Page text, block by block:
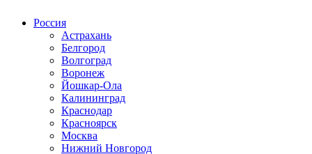
Россия
Астрахань
Белгород
Волгоград
Воронеж
Йошкар-Ола
Калининград
Краснодар
Красноярск
Москва
Нижний Новгород